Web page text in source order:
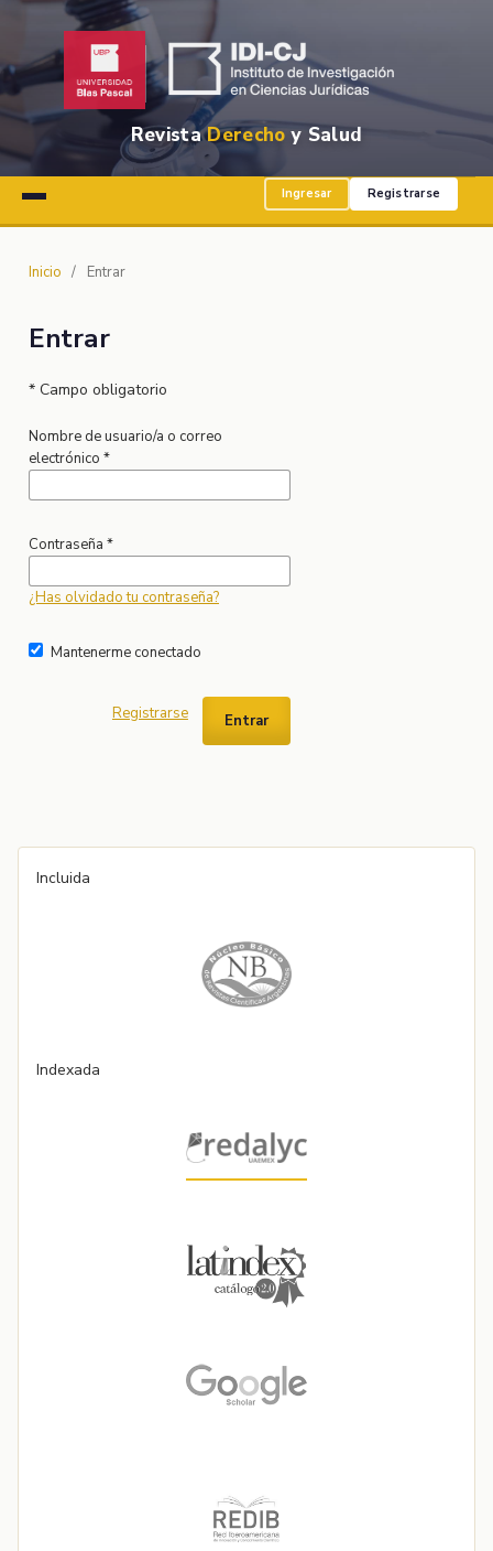
RevistaDerecho y Salud
Ingresar Registrarse
Inicio / Entrar
Entrar
* Campo obligatorio
Nombre de usuario/a o correo
electrónico *
Contraseña *
¿Has olvidado tu contraseña?
Mantenerme conectado
Entrar
Registrarse
Incluida
Indexada